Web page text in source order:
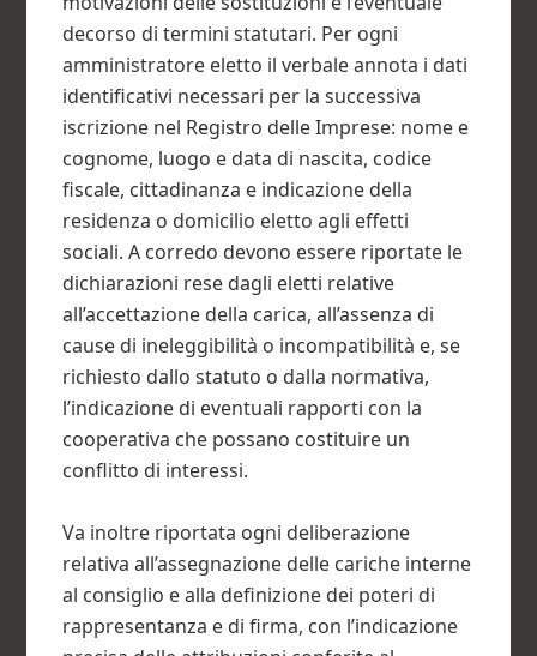
decorso di termini statutari. Per ogni
amministratore eletto il verbale annota i dati
identificativi necessari per la successiva
iscrizione nel Registro delle Imprese: nome e
cognome, luogo e data di nascita, codice
fiscale, cittadinanza e indicazione della
residenza o domicilio eletto agli effetti
sociali. A corredo devono essere riportate le
dichiarazioni rese dagli eletti relative
all’accettazione della carica, all’assenza di
cause di ineleggibilità o incompatibilità e, se
richiesto dallo statuto o dalla normativa,
l’indicazione di eventuali rapporti con la
cooperativa che possano costituire un
conflitto di interessi.
Va inoltre riportata ogni deliberazione
relativa all’assegnazione delle cariche interne
al consiglio e alla definizione dei poteri di
rappresentanza e di firma, con l’indicazione